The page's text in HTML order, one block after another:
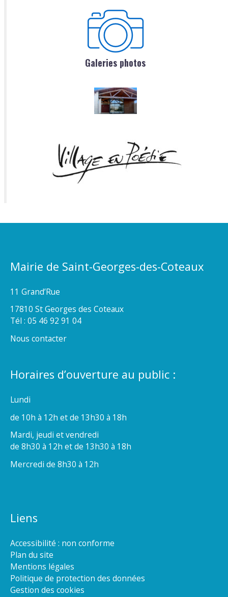
Galeries photos
Mairie de Saint-Georges-des-Coteaux
11 Grand’Rue
17810 St Georges des Coteaux
Tél : 05 46 92 91 04
Nous contacter
Horaires d’ouverture au public :
Lundi
de 10h à 12h et de 13h30 à 18h
Mardi, jeudi et vendredi
de 8h30 à 12h et de 13h30 à 18h
Mercredi de 8h30 à 12h
Liens
Accessibilité : non conforme
Plan du site
Mentions légales
Politique de protection des données
Gestion des cookies